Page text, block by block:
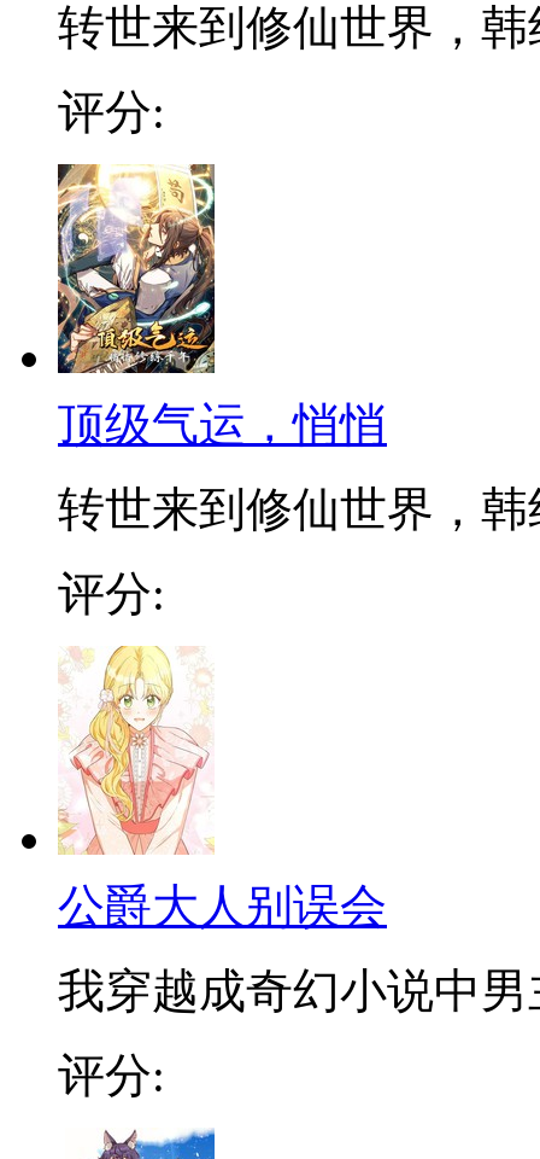
转世来到修仙世界，韩
评分:
顶级气运，悄悄
转世来到修仙世界，韩
评分:
公爵大人别误会
我穿越成奇幻小说中男
评分: